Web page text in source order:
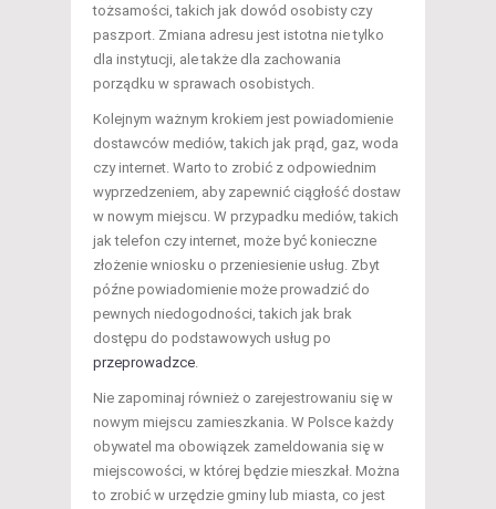
tożsamości, takich jak dowód osobisty czy
paszport. Zmiana adresu jest istotna nie tylko
dla instytucji, ale także dla zachowania
porządku w sprawach osobistych.
Kolejnym ważnym krokiem jest powiadomienie
dostawców mediów, takich jak prąd, gaz, woda
czy internet. Warto to zrobić z odpowiednim
wyprzedzeniem, aby zapewnić ciągłość dostaw
w nowym miejscu. W przypadku mediów, takich
jak telefon czy internet, może być konieczne
złożenie wniosku o przeniesienie usług. Zbyt
późne powiadomienie może prowadzić do
pewnych niedogodności, takich jak brak
dostępu do podstawowych usług po
przeprowadzce
Nie zapominaj również o zarejestrowaniu się w
nowym miejscu zamieszkania. W Polsce każdy
obywatel ma obowiązek zameldowania się w
miejscowości, w której będzie mieszkał. Można
to zrobić w urzędzie gminy lub miasta, co jest